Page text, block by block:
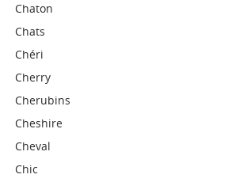
Chaton
Chats
Chéri
Cherry
Cherubins
Cheshire
Cheval
Chic